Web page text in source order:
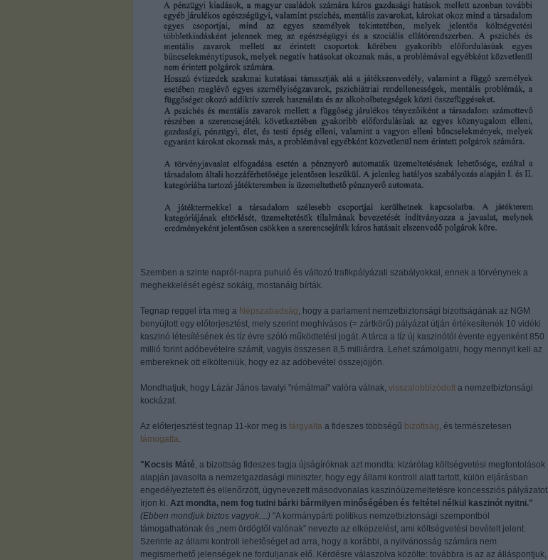
Szemben a szinte napról-napra puhuló és változó trafikpályázati szabályokkal, ennek a törvénynek a
meghekkelését egész sokáig, mostanáig bírták.
Tegnap reggel írta meg a Népszabadság, hogy a parlament nemzetbiztonsági bizottságának az NGM
benyújtott egy előterjesztést, mely szerint meghívásos (= zártkörű) pályázat útján értékesítenék 10 vidéki
kaszinó létesítésének és tíz évre szóló működtetési jogát. A tárca a tíz új kaszinótól évente egyenként 850
millió forint adóbevételre számít, vagyis összesen 8,5 milliárdra. Lehet számolgatni, hogy mennyit kell az
embereknek ott elkölteniük, hogy ez az adóbevétel összejöjjön.
Mondhatjuk, hogy Lázár János tavalyi "rémálmai" valóra válnak, visszalobbizódott a nemzetbiztonsági
kockázat.
Az előterjesztést tegnap 11-kor meg is tárgyalta a fideszes többségű bizottság, és természetesen
támogatta.
"Kocsis Máté, a bizottság fideszes tagja újságíróknak azt mondta: kizárólag költségvetési megfontolások
alapján javasolta a nemzetgazdasági miniszter, hogy egy állami kontroll alatt tartott, külön eljárásban
engedélyeztetett és ellenőrzött, úgynevezett másodvonalas kaszinóüzemeltetésre koncessziós pályázatot
írjon ki. Azt mondta, nem fog tudni bárki bármilyen minőségében és feltétel nélkül kaszinót nyitni."
(Ebben mondjuk biztos vagyok....) "A kormánypárti politikus nemzetbiztonsági szempontból
támogathatónak és „nem ördögtől valónak” nevezte az elképzelést, ami költségvetési bevételt jelent.
Szerinte az állami kontroll lehetőséget ad arra, hogy a korábbi, a nyilvánosság számára nem
megismerhető jelenségek ne forduljanak elő. Kérdésre válaszolva közölte: továbbra is az az álláspontjuk,